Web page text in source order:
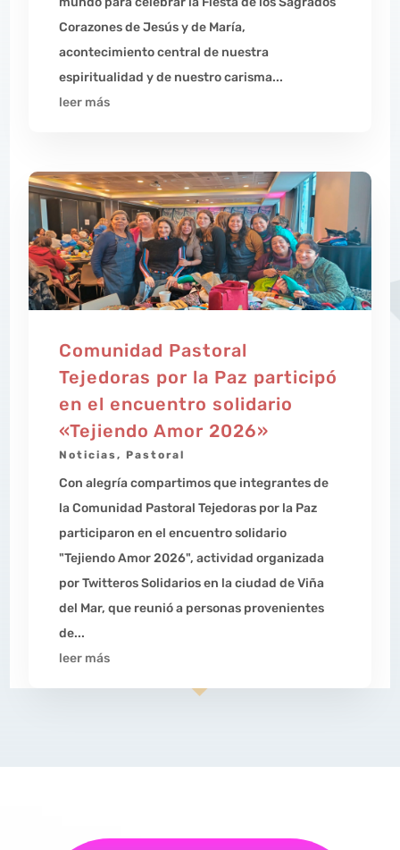
Corazones de Jesús y de María,
acontecimiento central de nuestra
espiritualidad y de nuestro carisma...
leer más
Comunidad Pastoral
Tejedoras por la Paz participó
en el encuentro solidario
«Tejiendo Amor 2026»
Noticias,Pastoral
Con alegría compartimos que integrantes de
la Comunidad Pastoral Tejedoras por la Paz
participaron en el encuentro solidario
"Tejiendo Amor 2026", actividad organizada
por Twitteros Solidarios en la ciudad de Viña
del Mar, que reunió a personas provenientes
de...
leer más